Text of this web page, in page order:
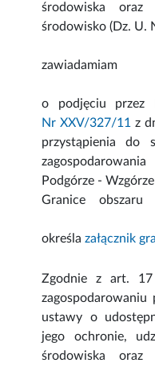
środowiska oraz
środowisko (Dz. U.
zawiadamiam
o podjęciu przez
Nr XXV/327/11 z
przystąpienia do
Podgórze -
Granice obszaru
określazałącznik
Zgodnie z art.
ustawy o
jego ochronie,
środowiska oraz